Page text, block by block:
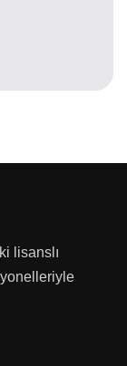
lisanslı